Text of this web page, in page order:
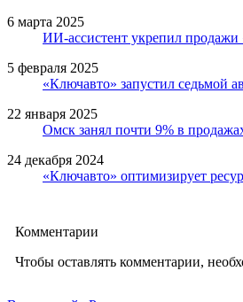
6 марта 2025
ИИ-ассистент укрепил продажи
5 февраля 2025
«Ключавто» запустил седьмой
22 января 2025
Омск занял почти 9% в
24 декабря 2024
«Ключавто» оптимизирует
Комментарии
Чтобы оставлять комментарии,